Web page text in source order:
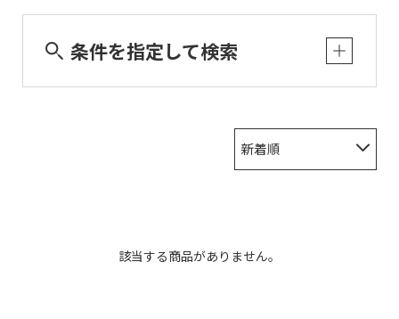
条件を指定して検索
新着順
該当する商品がありません。